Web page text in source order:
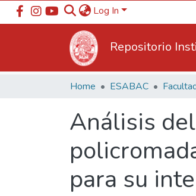
Log In
Repositorio
Home ESABAC
Análisis
para su